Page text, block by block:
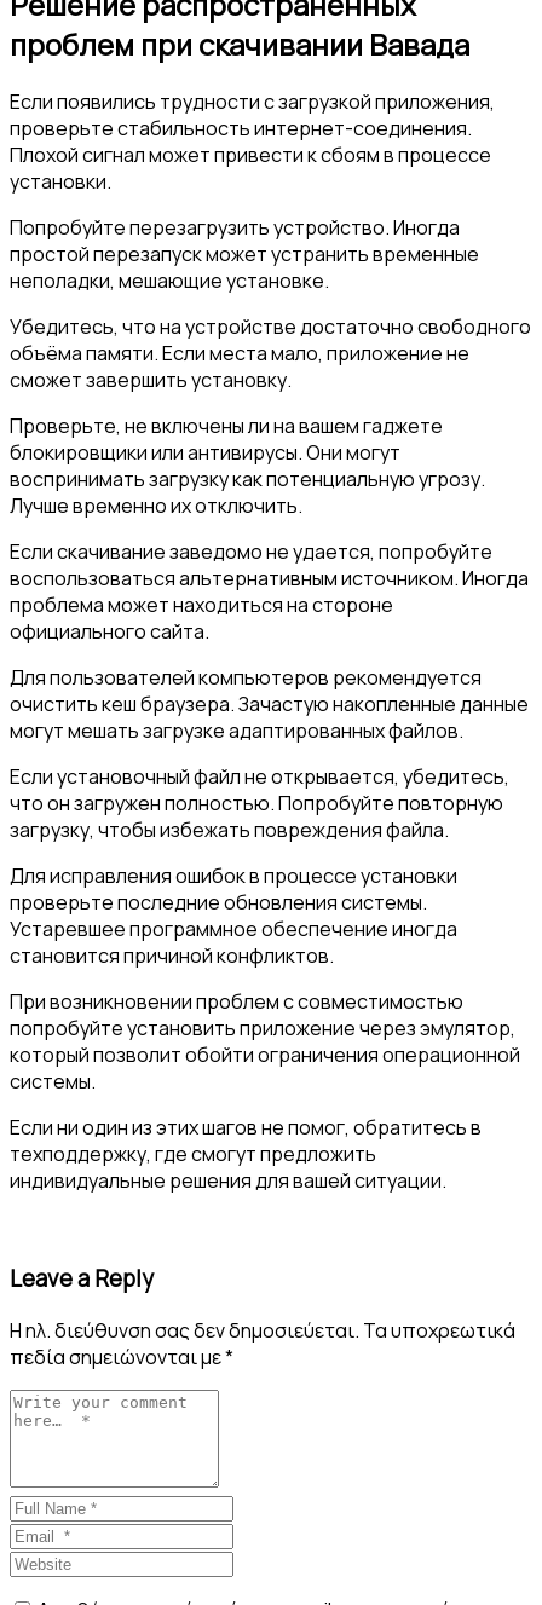
проблем при скачивании Вавада
Если появились трудности с загрузкой приложения,
проверьте стабильность интернет-соединения.
Плохой сигнал может привести к сбоям в процессе
установки.
Попробуйте перезагрузить устройство. Иногда
простой перезапуск может устранить временные
неполадки, мешающие установке.
Убедитесь, что на устройстве достаточно свободного
объёма памяти. Если места мало, приложение не
сможет завершить установку.
Проверьте, не включены ли на вашем гаджете
блокировщики или антивирусы. Они могут
воспринимать загрузку как потенциальную угрозу.
Лучше временно их отключить.
Если скачивание заведомо не удается, попробуйте
воспользоваться альтернативным источником. Иногда
проблема может находиться на стороне
официального сайта.
Для пользователей компьютеров рекомендуется
очистить кеш браузера. Зачастую накопленные данные
могут мешать загрузке адаптированных файлов.
Если установочный файл не открывается, убедитесь,
что он загружен полностью. Попробуйте повторную
загрузку, чтобы избежать повреждения файла.
Для исправления ошибок в процессе установки
проверьте последние обновления системы.
Устаревшее программное обеспечение иногда
становится причиной конфликтов.
При возникновении проблем с совместимостью
попробуйте установить приложение через эмулятор,
который позволит обойти ограничения операционной
системы.
Если ни один из этих шагов не помог, обратитесь в
техподдержку, где смогут предложить
индивидуальные решения для вашей ситуации.
Leave a Reply
Η ηλ. διεύθυνση σας δεν δημοσιεύεται. Τα υποχρεωτικά
πεδία σημειώνονται με*